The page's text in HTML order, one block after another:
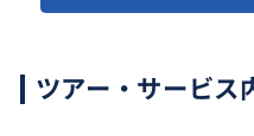
ツアー・サービス